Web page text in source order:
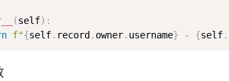
(self) :
f"{self. record. owner. username} - {self.